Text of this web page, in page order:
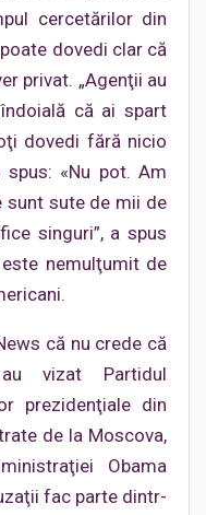
cercetărilor din
dovedi clar că
privat. „Agenţii au
că ai spart
dovedi fără nicio
spus: «Nu pot. Am
sunt sute de mii de
singuri”, a spus
nemulţumit de
că nu crede că
vizat Partidul
prezidenţiale din
de la Moscova,
Obama
fac parte dintr-